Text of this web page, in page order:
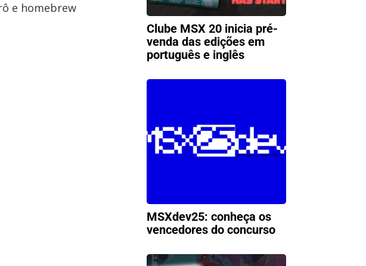
e homebrew
Clube MSX 20 inicia pré-
venda das edições em
português e inglês
MSXdev25: conheça os
vencedores do concurso